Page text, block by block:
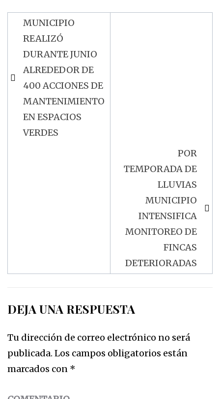
Navegación
de
entradas
MUNICIPIO
REALIZÓ
DURANTE JUNIO
ALREDEDOR DE
400 ACCIONES DE
MANTENIMIENTO
EN ESPACIOS
VERDES
POR
TEMPORADA DE
LLUVIAS
MUNICIPIO
INTENSIFICA
MONITOREO DE
FINCAS
DETERIORADAS
DEJA UNA RESPUESTA
Tu dirección de correo electrónico no será
publicada. Los campos obligatorios están
marcados con *